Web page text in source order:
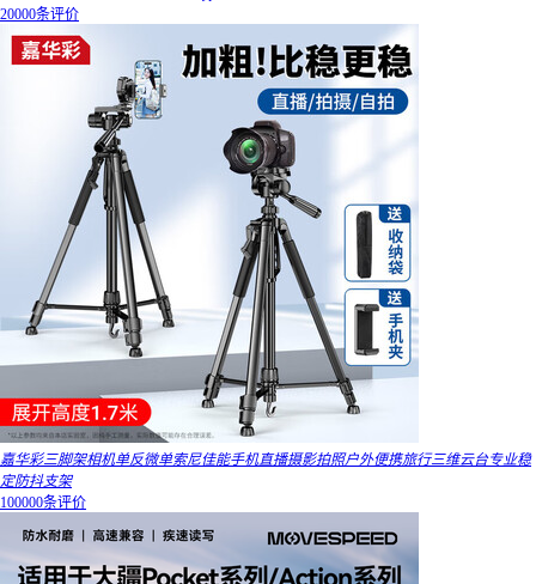
20000条评价
嘉华彩三脚架相机单反微单索尼佳能手机直播摄影拍照户外便携旅行三维云台专业稳
定防抖支架
100000条评价